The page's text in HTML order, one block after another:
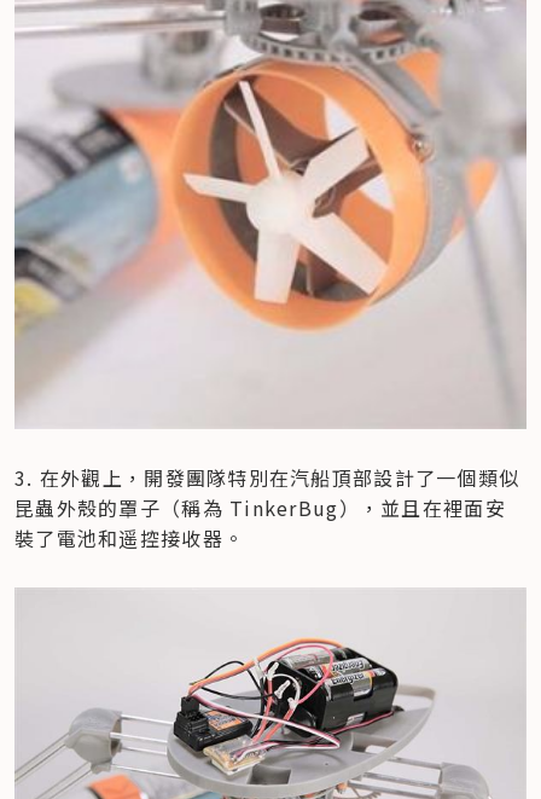
3. 在外觀上，開發團隊特別在汽船頂部設計了一個類似
昆蟲外殼的罩子（稱為 TinkerBug），並且在裡面安
裝了電池和遥控接收器。